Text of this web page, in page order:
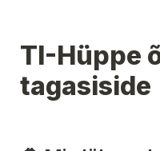
TI-Hüppe
tagasiside